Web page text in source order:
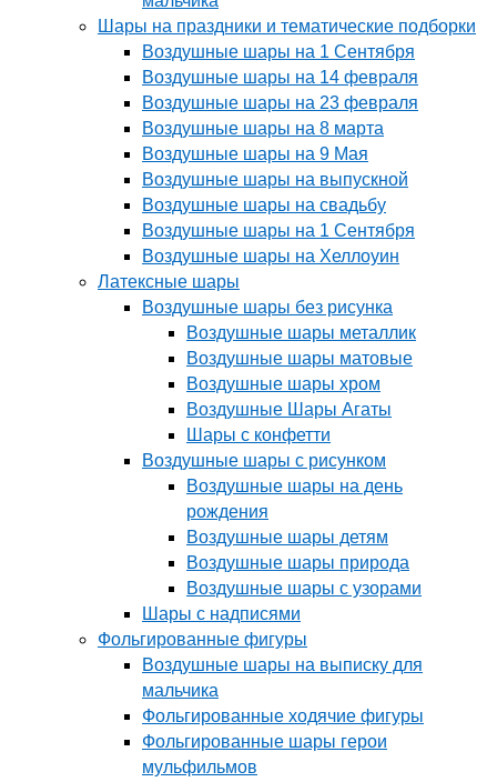
Шары на праздники и тематические подборки
Воздушные шары на 1 Сентября
Воздушные шары на 14 февраля
Воздушные шары на 23 февраля
Воздушные шары на 8 марта
Воздушные шары на 9 Мая
Воздушные шары на выпускной
Воздушные шары на свадьбу
Воздушные шары на 1 Сентября
Воздушные шары на Хеллоуин
Латексные шары
Воздушные шары без рисунка
Воздушные шары металлик
Воздушные шары матовые
Воздушные шары хром
Воздушные Шары Агаты
Шары с конфетти
Воздушные шары с рисунком
Воздушные шары на день
рождения
Воздушные шары детям
Воздушные шары природа
Воздушные шары с узорами
Шары с надписями
Фольгированные фигуры
Воздушные шары на выписку для
мальчика
Фольгированные ходячие фигуры
Фольгированные шары герои
мульфильмов